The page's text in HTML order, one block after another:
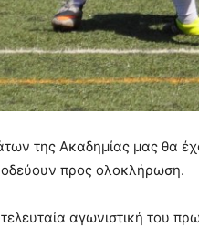
της Ακαδημίας μας θα
προς ολοκλήρωση.
τελευταία αγωνιστική του